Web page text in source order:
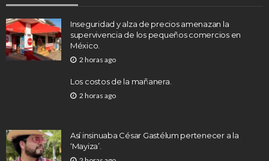
Inseguridad y alza de precios amenazan la
supervivencia de los pequeños comercios en
México.
2 horas ago
Los costos de la mañanera.
2 horas ago
Así insinuaba César Gastélum pertenecer a la
‘Mayiza’.